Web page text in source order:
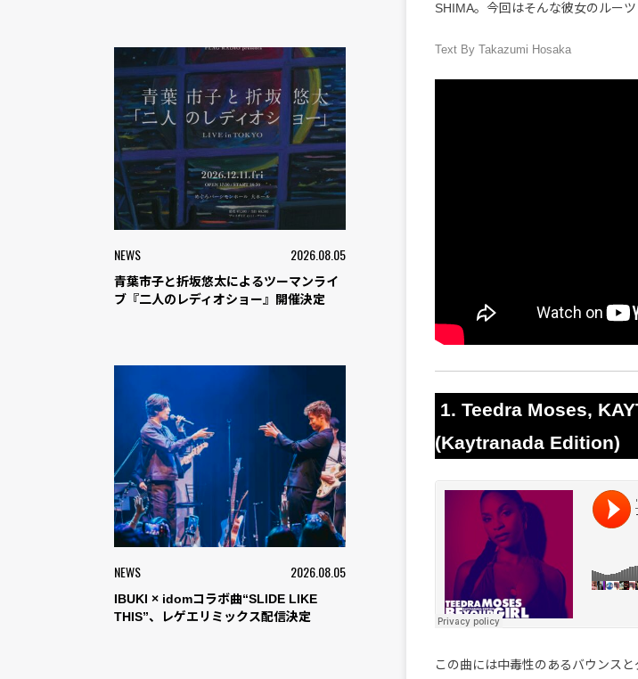
NEWS 2026.08.05
青葉市子と折坂悠太によるツーマンライ
ブ『二人のレディオショー』開催決定
NEWS 2026.08.05
IBUKI × idomコラボ曲“SLIDE LIKE
THIS”、レゲエリミックス配信決定
SHIMA。今回はそんな彼女のルー
Text By Takazumi Hosaka
1. Teedra Moses,
(Kaytranada Edition)
この曲には中毒性のあるバウンス